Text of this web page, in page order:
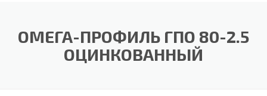
ОМЕГА-ПРОФИЛЬ ГПО 80-2.5
ОЦИНКОВАННЫЙ